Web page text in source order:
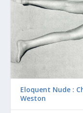
Eloquent Nude :
Weston